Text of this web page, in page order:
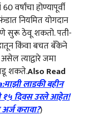
वर्षांचा होण्यापूर्वी
नियमित योगदान
सुरू ठेवू शकतो. पती-
किंवा बचत बँकेने
त्याद्वारे जमा
शकते.Also Read
लाडकी बहीन
१५ दिवस उरले आहेत!
करावा?)